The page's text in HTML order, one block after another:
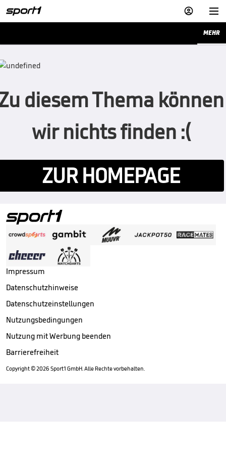


MEHR
diesem Thema können
wir nichts finden :(
ZUR HOMEPAGE
Impressum
Datenschutzhinweise
Datenschutzeinstellungen
Nutzungsbedingungen
Nutzung mit Werbung beenden
Barrierefreiheit
Copyright ©2026 Sport1 GmbH. Alle Rechte vorbehalten.